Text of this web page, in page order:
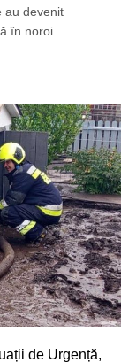
au devenit
în noroi.
de Urgență,